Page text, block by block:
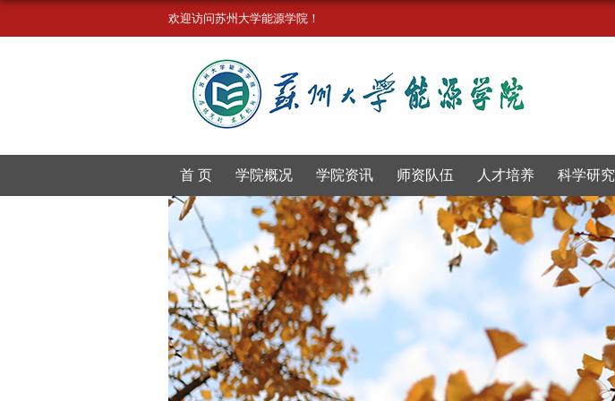
欢迎访问苏州大学能源学院！
首 页 学院概况 学院资讯 师资队伍 人才培养 科学研究